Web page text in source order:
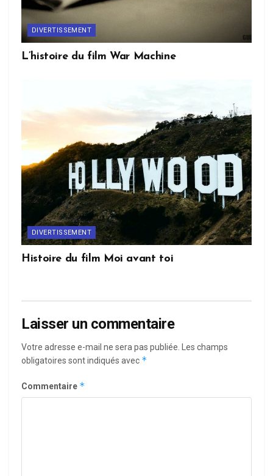
DIVERTISSEMENT
L’histoire du film War Machine
DIVERTISSEMENT
Histoire du film Moi avant toi
Laisser un commentaire
Votre adresse e-mail ne sera pas publiée.
Les champs
obligatoires sont indiqués avec *
Commentaire *